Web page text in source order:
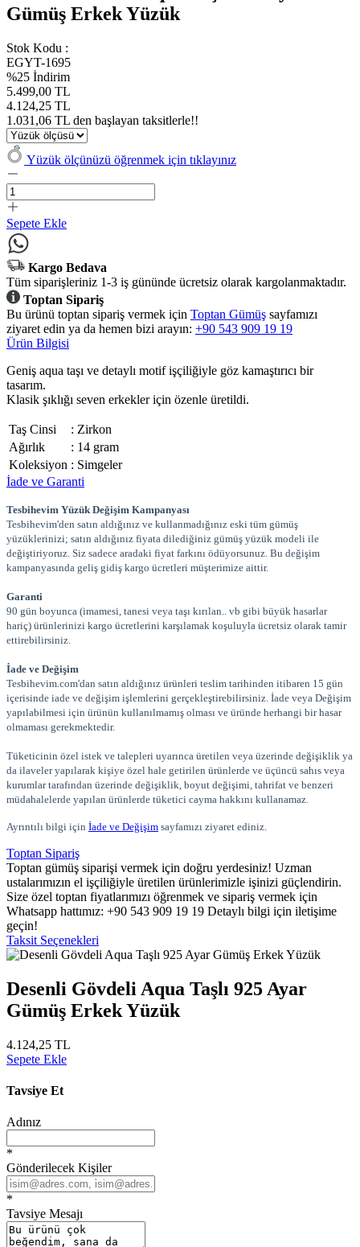
Gümüş Erkek Yüzük
Stok Kodu :
EGYT-1695
%25 İndirim
5.499,00 TL
4.124,25 TL
1.031,06 TL den başlayan taksitlerle!!
Yüzük ölçünüzü öğrenmek için tıklayınız
Sepete Ekle
Kargo Bedava
Tüm siparişleriniz 1-3 iş gününde ücretsiz olarak kargolanmaktadır.
Toptan Sipariş
Bu ürünü toptan sipariş vermek için Toptan Gümüş sayfamızı
ziyaret edin ya da hemen bizi arayın: +90 543 909 19 19
Ürün Bilgisi
Geniş aqua taşı ve detaylı motif işçiliğiyle göz kamaştırıcı bir
tasarım.
Klasik şıklığı seven erkekler için özenle üretildi.
Taş Cinsi : Zirkon
Ağırlık
: 14 gram
Koleksiyon : Simgeler
İade ve Garanti
Tesbihevim Yüzük Değişim Kampanyası
Tesbihevim'den satın aldığınız ve kullanmadığınız eski tüm gümüş
yüzüklerinizi; satın aldığınız fiyata dilediğiniz gümüş yüzük modeli ile
değiştiriyoruz. Siz sadece aradaki fiyat farkını ödüyorsunuz. Bu değişim
kampanyasında geliş gidiş kargo ücretleri müşterimize aittir.
Garanti
90 gün boyunca (imamesi, tanesi veya taşı kırılan.. vb gibi büyük hasarlar
hariç) ürünlerinizi kargo ücretlerini karşılamak koşuluyla ücretsiz olarak tamir
ettirebilirsiniz.
İade ve Değişim
Tesbihevim.com'dan satın aldığınız ürünleri teslim tarihinden itibaren 15 gün
içerisinde iade ve değişim işlemlerini gerçekleştirebilirsiniz. İade veya Değişim
yapılabilmesi için ürünün kullanılmamış olması ve üründe herhangi bir hasar
olmaması gerekmektedir.
Tüketicinin özel istek ve talepleri uyarınca üretilen veya üzerinde değişiklik ya
da ilaveler yapılarak kişiye özel hale getirilen ürünlerde ve üçüncü sahıs veya
kurumlar tarafından üzerinde değişiklik, boyut değişimi, tahrifat ve benzeri
müdahalelerde yapılan ürünlerde tüketici cayma hakkını kullanamaz.
Ayrıntılı bilgi için İade ve Değişim sayfamızı ziyaret ediniz.
Toptan Sipariş
Toptan gümüş siparişi vermek için doğru yerdesiniz! Uzman
ustalarımızın el işçiliğiyle üretilen ürünlerimizle işinizi güçlendirin.
Size özel toptan fiyatlarımızı öğrenmek ve sipariş vermek için
Whatsapp hattımız: +90 543 909 19 19 Detaylı bilgi için iletişime
geçin!
Taksit Seçenekleri
Desenli Gövdeli Aqua Taşlı 925 Ayar
Gümüş Erkek Yüzük
4.124,25 TL
Sepete Ekle
Tavsiye Et
Adınız
*
Gönderilecek Kişiler
*
Tavsiye Mesajı